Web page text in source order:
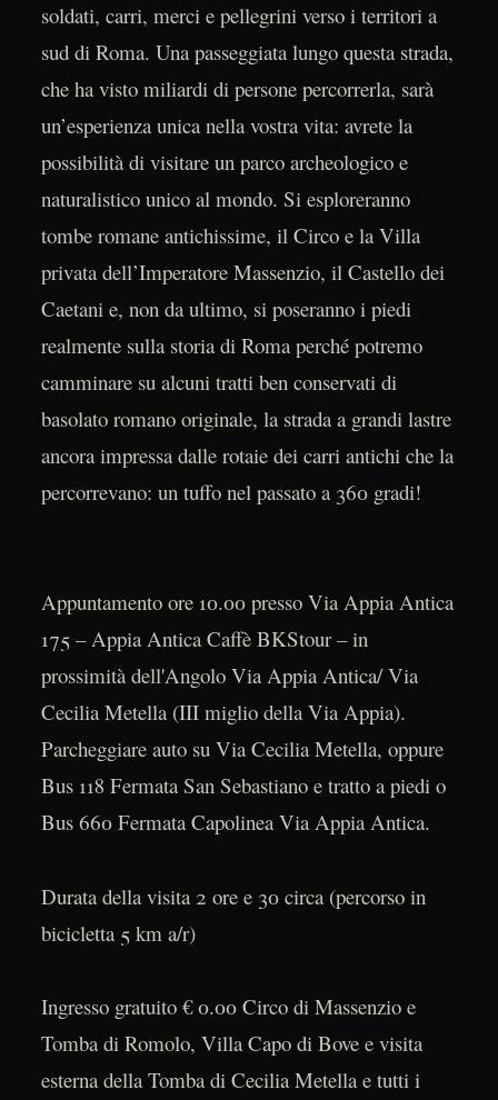
soldati, carri, merci e pellegrini verso i territori a
sud di Roma. Una passeggiata lungo questa strada,
che ha visto miliardi di persone percorrerla, sarà
un’esperienza unica nella vostra vita: avrete la
possibilità di visitare un parco archeologico e
naturalistico unico al mondo. Si esploreranno
tombe romane antichissime, il Circo e la Villa
privata dell’Imperatore Massenzio, il Castello dei
Caetani e, non da ultimo, si poseranno i piedi
realmente sulla storia di Roma perché potremo
camminare su alcuni tratti ben conservati di
basolato romano originale, la strada a grandi lastre
ancora impressa dalle rotaie dei carri antichi che la
percorrevano: un tuffo nel passato a 360 gradi!
Appuntamento ore 10.00 presso Via Appia Antica
175 – Appia Antica Caffè BKStour – in
prossimità dell'Angolo Via Appia Antica/ Via
Cecilia Metella (III miglio della Via Appia).
Parcheggiare auto su Via Cecilia Metella, oppure
Bus 118 Fermata San Sebastiano e tratto a piedi o
Bus 660 Fermata Capolinea Via Appia Antica.
Durata della visita 2 ore e 30 circa (percorso in
bicicletta 5 km a/r)
Ingresso gratuito € 0.00 Circo di Massenzio e
Tomba di Romolo, Villa Capo di Bove e visita
esterna della Tomba di Cecilia Metella e tutti i